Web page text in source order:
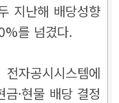
지난해 배당성향
를 넘겼다.
자공시시스템에
·현물 배당 결정